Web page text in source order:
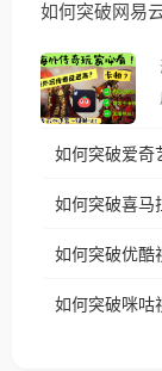
如何突破网易
如何突破爱奇
如何突破喜马
如何突破优酷
如何突破咪咕